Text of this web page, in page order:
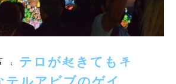
テロが起きても平
テルアビブのゲイ